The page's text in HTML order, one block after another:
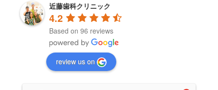
近藤歯科クリニック
4.2
Based on 96 reviews
review us on